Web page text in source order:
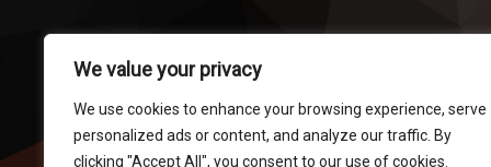
We value your privacy
We use cookies to enhance your browsing experience, serve
personalized ads or content, and analyze our traffic. By
clicking "Accept All", you consent to our use of cookies.